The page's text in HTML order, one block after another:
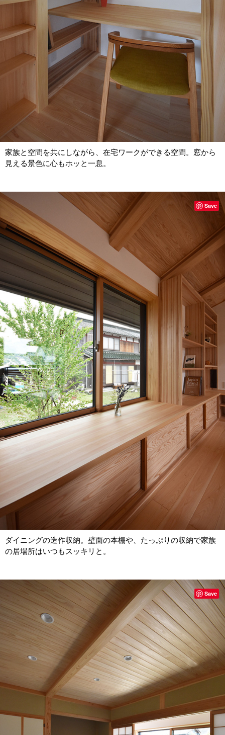
家族と空間を共にしながら、在宅ワークができる空間。窓から
見える景色に心もホッと一息。
ダイニングの造作収納。壁面の本棚や、たっぷりの収納で家族
の居場所はいつもスッキリと。
Save
Save